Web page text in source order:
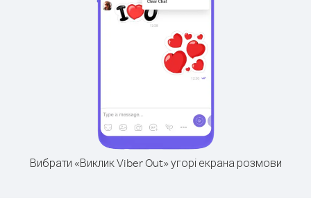
Вибрати «Виклик Viber Out» угорі екрана розмови